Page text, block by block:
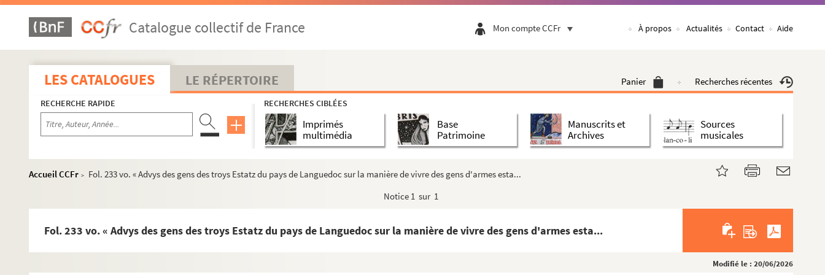
Catalogue collectif de France Mon compte CCFr À propos Actualités Contact Aide
LES CATALOGUES LE RÉPERTOIRE Panier Recherches récentes
RECHERCHE RAPIDE RECHERCHES CIBLÉES
Imprimés
multimédia
Base
Patrimoine
Manuscrits et
Archives
Sources
musicales
Accueil CCFr >
Fol. 233 vo. « Advys des gens des troys Estatz du pays de Languedoc sur la manière de vivre des gens d'armes esta...
Notice 1 sur 1
Fol. 233 vo. « Advys des gens des troys Estatz du pays de Languedoc sur la manière de vivre des gens d'armes esta...
Modifié le : 20/06/2026
Ms 2. Livre d'heures, avec calendrier en latin